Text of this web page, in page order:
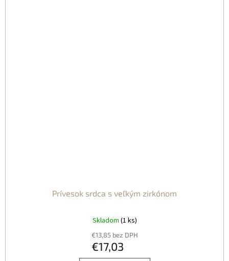
Prívesok srdca s veľkým zirkónom
Skladom (1 ks)
€13,85 bez DPH
€17,03